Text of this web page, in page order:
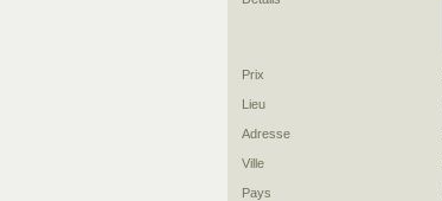
Prix
Lieu
Adresse
Ville
Pays